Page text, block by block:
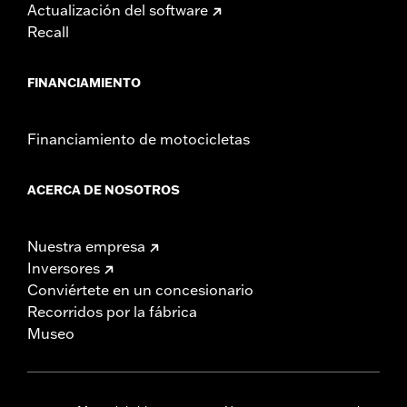
Actualización del software
Recall
FINANCIAMIENTO
Financiamiento de motocicletas
ACERCA DE NOSOTROS
Nuestra empresa
Inversores
Conviértete en un concesionario
Recorridos por la fábrica
Museo